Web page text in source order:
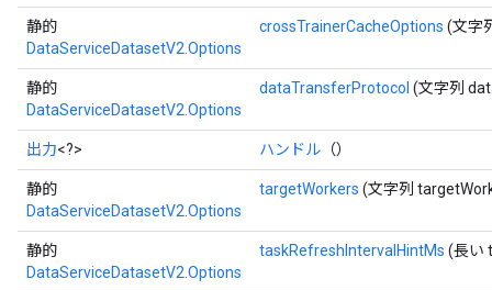
静的
DataServiceDatasetV2.Options
crossTrainerCacheOptions (文字
静的
DataServiceDatasetV2.Options
dataTransferProtocol (文字列
出力<?> ハンドル （）
静的
DataServiceDatasetV2.Options
targetWorkers (文字列
静的
DataServiceDatasetV2.Options
taskRefreshIntervalHintMs (長い